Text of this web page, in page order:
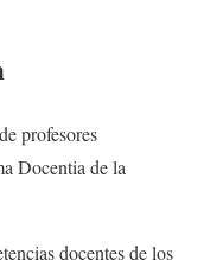
profesores
Docentia de la
docentes de los